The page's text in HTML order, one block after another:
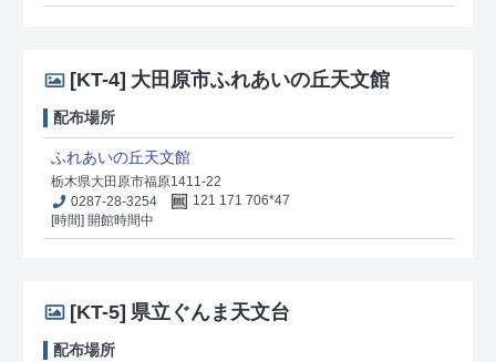
[KT-4] 大田原市ふれあいの丘天文館
配布場所
ふれあいの丘天文館
栃木県大田原市福原1411-22
0287-28-3254
121 171 706*47
[時間] 開館時間中
[KT-5] 県立ぐんま天文台
配布場所